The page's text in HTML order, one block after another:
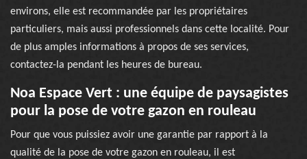
environs, elle est recommandée par les propriétaires
particuliers, mais aussi professionnels dans cette localité. Pour
de plus amples informations à propos de ses services,
contactez-la pendant les heures de bureau.
Noa Espace Vert : une équipe de paysagistes
pour la pose de votre gazon en rouleau
Pour que vous puissiez avoir une garantie par rapport à la
qualité de la pose de votre gazon en rouleau, il est